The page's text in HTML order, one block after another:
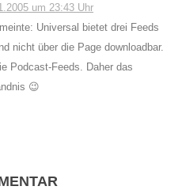
um 23:43 Uhr
Universal bietet drei Feeds
nicht über die Page downloadbar.
Podcast-Feeds. Daher das
😉